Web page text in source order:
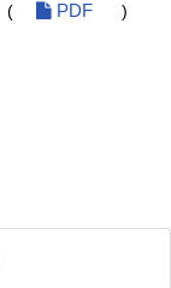
( PDF )